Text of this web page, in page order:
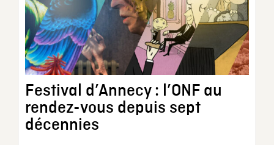
Festival d’Annecy : l’ONF au
rendez-vous depuis sept
décennies